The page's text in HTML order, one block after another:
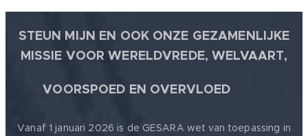
STEUN MIJN EN OOK ONZE GEZAMENLIJKE
MISSIE VOOR WERELDVREDE, WELVAART,
VOORSPOED EN OVERVLOED
Vanaf 1 januari 2026 is de GESARA wet van toepassing in